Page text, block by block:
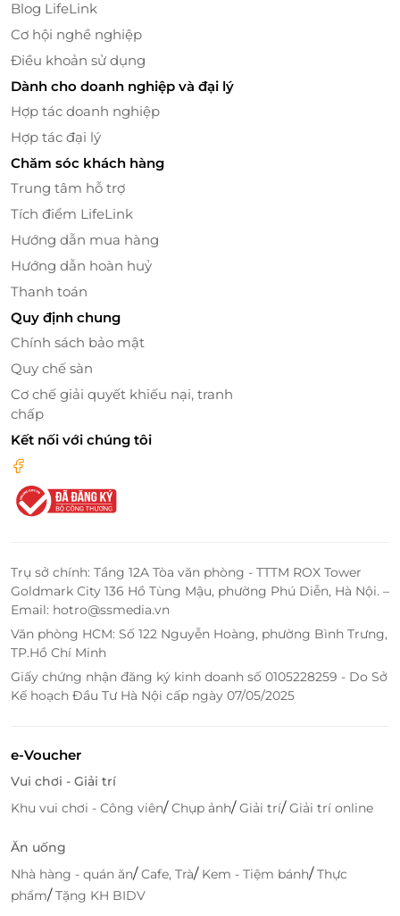
Đội ngũ kỹ thuật viên tận tâm – Chuyên
nghiệp từ đôi tay đến trái tim
Tại K’Anna Spa, mỗi kỹ thuật viên đều được đào tạo
bài bản theo chuẩn quốc tế. Họ am hiểu cơ thể
người, nắm vững kỹ thuật massage trị liệu và đặc
tinh tế. Từng động tác đều có độ nhịp nhàng, lực
đạo chuẩn xác – không chỉ giúp cơ thể thư giãn mà
còn mang lại cảm giác được yêu thương, được chăm
sóc thực sự.
Đặt dịch vụ tiện lợi – Nhận ngay
voucher giảm giá độc quyền trên
LifeLink
LifeLink.vn –nền tảng thương mại điện tử chuyên về
dịch vụ hàng đầu Việt Nam , mang đến hàng nghìn
thực. Khi đặt dịch vụ qua LifeLink, bạn được:
Đặt dịch vụ tiện lợi
toán online, nhận e-voucher tức thì.
cực nhanh gọn.
voucher giảm giá “Chọn 01 trong 05 dịch vụ
massage tại K’Anna Spa”
Blog LifeLink
Cơ hội nghề nghiệp
Điều khoản sử dụng
Dành cho doanh nghiệp và đại lý
Hợp tác doanh nghiệp
Hợp tác đại lý
Chăm sóc khách hàng
Trung tâm hỗ trợ
Tích điểm LifeLink
Hướng dẫn mua hàng
Hướng dẫn hoàn huỷ
Thanh toán
Quy định chung
Chính sách bảo mật
Quy chế sàn
Cơ chế giải quyết khiếu nại, tranh
chấp
Kết nối với chúng tôi
Trụ sở chính: Tầng 12A Tòa văn phòng - TTTM ROX Tower
Goldmark City 136 Hồ Tùng Mậu, phường Phú Diễn, Hà Nội. –
Email: hotro@ssmedia.vn
Văn phòng HCM: Số 122 Nguyễn Hoàng, phường Bình Trưng,
TP.Hồ Chí Minh
Giấy chứng nhận đăng ký kinh doanh số 0105228259 - Do Sở
Kế hoạch Đầu Tư Hà Nội cấp ngày 07/05/2025
e-Voucher
Vui chơi - Giải trí
Khu vui chơi - Công viên/Chụp ảnh/Giải trí/Giải trí online
Ăn uống
Nhà hàng - quán ăn/Cafe, Trà/ Kem - Tiệm bánh/Thực
phẩm/Tặng KH BIDV